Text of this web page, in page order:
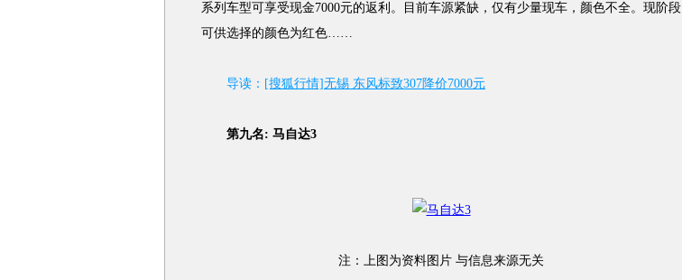
系列车型可享受现金7000元的返利。目前车源紧缺，仅有少量现车，颜色不全。现阶段
可供选择的颜色为红色……
导读： [搜狐行情]无锡 东风标致307降价7000元
第九名: 马自达3
注：上图为资料图片 与信息来源无关